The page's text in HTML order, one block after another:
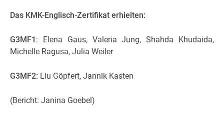
Das KMK-Englisch-Zertifikat erhielten:
G3MF1 : Elena Gaus, Valeria Jung, Shahda Khudaida,
Michelle Ragusa, Julia Weiler
G3MF2: Liu Göpfert, Jannik Kasten
(Bericht: Janina Goebel)